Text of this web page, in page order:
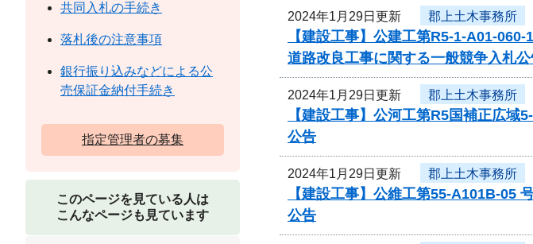
2024年1月29日更新 郡上土木事務所
【建設工事】公建工第R5-1-A01-
道路改良工事に関する一般競争入札
2024年1月29日更新 郡上土木事務所
【建設工事】公河工第R5国補正広
公告
2024年1月29日更新 郡上土木事務所
【建設工事】公維工第55-A101B-05
公告
共同入札の手続き
落札後の注意事項
銀行振り込みなどによる公
売保証金納付手続き
指定管理者の募集
このページを見ている人は
こんなページも見ています